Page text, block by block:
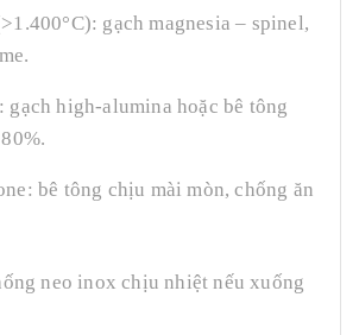
gạch magnesia – spinel,
high-alumina hoặc bê tông
bê tông chịu mài mòn, chống ăn
neo inox chịu nhiệt nếu xuống